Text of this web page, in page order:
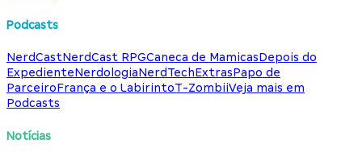
Podcasts
NerdCastNerdCast RPGCaneca de MamicasDepois do
ExpedienteNerdologiaNerdTechExtrasPapo de
ParceiroFrança e o LabirintoT-ZombiiVeja mais em
Podcasts
Notícias